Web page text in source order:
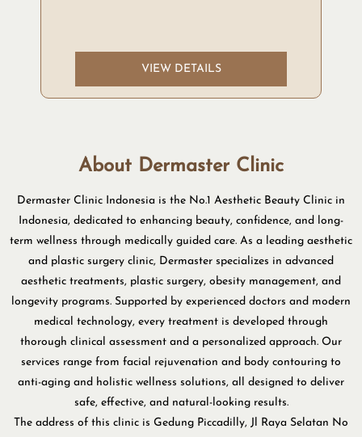
VIEW DETAILS
About Dermaster Clinic
Dermaster Clinic Indonesia is the No.1 Aesthetic Beauty Clinic in
Indonesia, dedicated to enhancing beauty, confidence, and long-
term wellness through medically guided care. As a leading aesthetic
and plastic surgery clinic, Dermaster specializes in advanced
aesthetic treatments, plastic surgery, obesity management, and
longevity programs. Supported by experienced doctors and modern
medical technology, every treatment is developed through
thorough clinical assessment and a personalized approach. Our
services range from facial rejuvenation and body contouring to
anti-aging and holistic wellness solutions, all designed to deliver
safe, effective, and natural-looking results.
The address of this clinic is Gedung Piccadilly, Jl Raya Selatan No